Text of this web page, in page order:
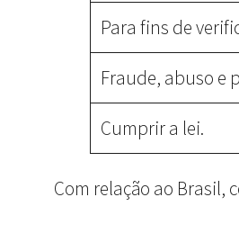
Para fins de
Fraude, abuso e
Cumprir a lei.
Com relação ao Brasil,